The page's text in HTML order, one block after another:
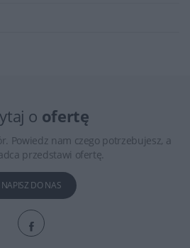
o ofertę
Powiedz nam czego potrzebujesz, a
przedstawi ofertę.
NAPISZ DO NAS